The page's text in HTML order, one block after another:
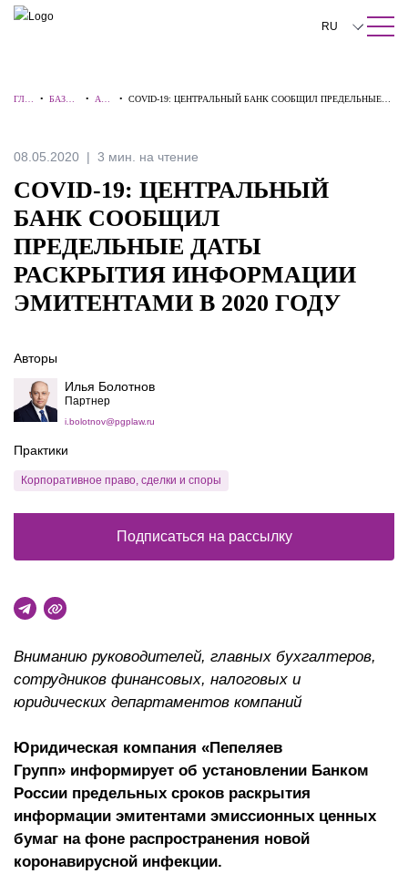
ПОИСК ПО САЙТУ Закрыть
RU
中文
Français
ГЛА
•БАЗА
• АЛЕ
• COVID-19: ЦЕНТРАЛЬНЫЙ БАНК СООБЩИЛ ПРЕДЕЛЬНЫЕ
08.05.2020 3 мин. на чтение
COVID-19: ЦЕНТРАЛЬНЫЙ
БАНК СООБЩИЛ
ПРЕДЕЛЬНЫЕ ДАТЫ
РАСКРЫТИЯ ИНФОРМАЦИИ
ЭМИТЕНТАМИ В 2020 ГОДУ
Вниманию руководителей, главных бухгалтеров,
сотрудников финансовых, налоговых и
юридических департаментов компаний
Юридическая компания «Пепеляев
Групп» информирует об установлении Банком
России предельных сроков раскрытия
информации эмитентами эмиссионных ценных
бумаг на фоне распространения новой
коронавирусной инфекции.
Авторы
Илья Болотнов
Партнер
i.bolotnov@pgplaw.ru
Практики
Корпоративное право, сделки и споры
Подписаться на рассылку